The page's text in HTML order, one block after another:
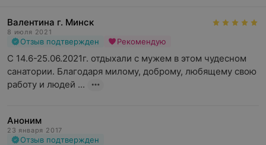
Валентина г. Минск
8 июля 2021
Отзыв подтвержден Рекомендую
С 14.6-25.06.2021г. отдыхали с мужем в этом чудесном
санатории. Благодаря милому, доброму, любящему свою
работу и людей ...
Аноним
23 января 2017
Отзыв подтвержден